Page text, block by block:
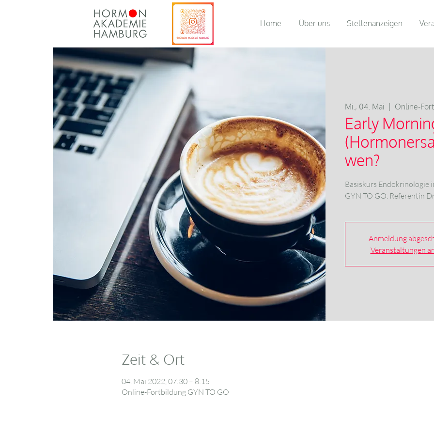
Home Über uns Stellenanzeigen
Mi., 04. Mai Online-
Early
wen?
Basiskurs Endokrinologie
GYN TO GO. Referentin
Anmeldung
Veranstaltungen
Zeit & Ort
04. Mai 2022, 07:30 – 8:15
Online-Fortbildung GYN TO GO